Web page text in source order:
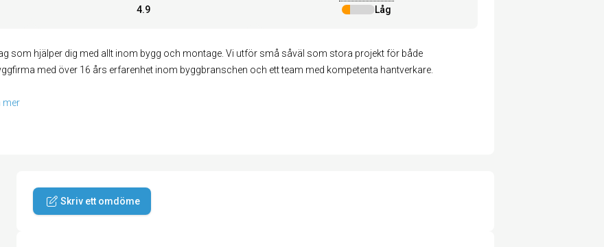
4.9
Låg
som hjälper dig med allt inom bygg och montage. Vi utför små såväl som stora projekt för både
med över 16 års erfarenhet inom byggbranschen och ett team med kompetenta hantverkare.
mer
Skriv ett omdöme